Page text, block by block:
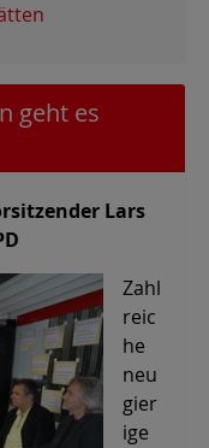
geht es
Lars
Zahl
reic
he
neu
gier
ige